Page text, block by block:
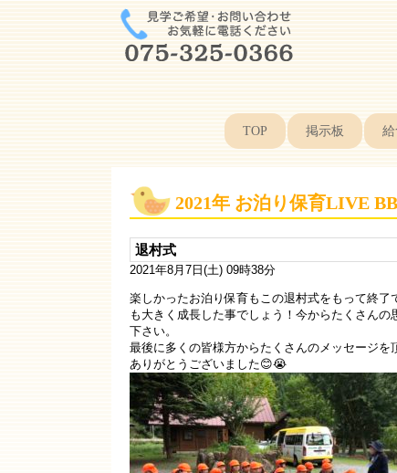
TOP 掲示板 給
2021年 お泊り保育LIVE
退村式
2021年8月7日(土) 09時38分
楽しかったお泊り保育もこの退村式をもって終
も大きく成長した事でしょう！今からたくさん
下さい。
最後に多くの皆様方からたくさんのメッセージを
ありがとうございました😊😭